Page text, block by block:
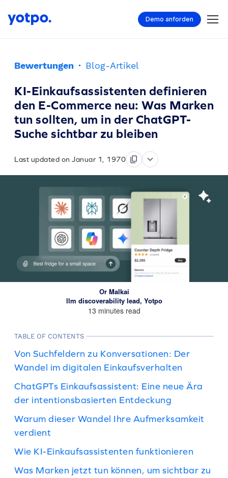
Demo anforden
Bewertungen · Blog-Artikel
KI-Einkaufsassistenten definieren
den E-Commerce neu: Was Marken
tun sollten, um in der ChatGPT-
Suche sichtbar zu bleiben
Last updated on Januar 1, 1970
Or Malkai
llm discoverability lead, Yotpo
13 minutes read
TABLE OF CONTENTS
Von Suchfeldern zu Konversationen: Der
Wandel im digitalen Einkaufsverhalten
ChatGPTs Einkaufsassistent: Eine neue Ära
der intentionsbasierten Entdeckung
Warum dieser Wandel Ihre Aufmerksamkeit
verdient
Wie KI-Einkaufsassistenten funktionieren
Was Marken jetzt tun können, um sichtbar zu